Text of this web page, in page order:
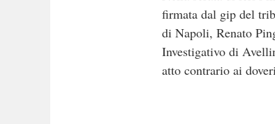
firmata dal gip del
di Napoli, Renato
Investigativo di
atto contrario ai